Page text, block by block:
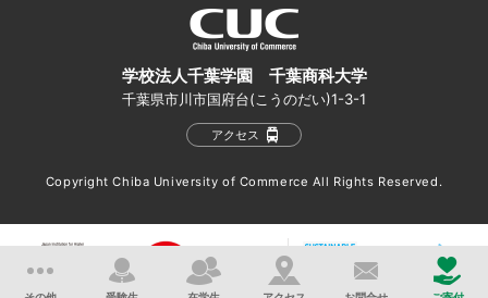
学校法人千葉学園 千葉商科大学
千葉県市川市国府台(こうのだい)1-3-1
アクセス
Copyright Chiba University of Commerce All Rights Reserved.